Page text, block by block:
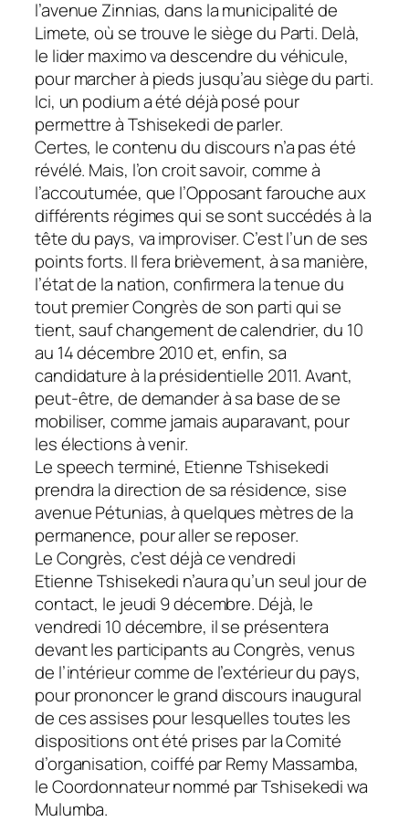
l’avenue Zinnias, dans la municipalité de
Limete, où se trouve le siège du Parti. Delà,
le lider maximo va descendre du véhicule,
pour marcher à pieds jusqu’au siège du parti.
Ici, un podium a été déjà posé pour
permettre à Tshisekedi de parler.
Certes, le contenu du discours n’a pas été
révélé. Mais, l’on croit savoir, comme à
l’accoutumée, que l’Opposant farouche aux
différents régimes qui se sont succédés à la
tête du pays, va improviser. C’est l’un de ses
points forts. Il fera brièvement, à sa manière,
l’état de la nation, confirmera la tenue du
tout premier Congrès de son parti qui se
tient, sauf changement de calendrier, du 10
au 14 décembre 2010 et, enfin, sa
candidature à la présidentielle 2011. Avant,
peut-être, de demander à sa base de se
mobiliser, comme jamais auparavant, pour
les élections à venir.
Le speech terminé, Etienne Tshisekedi
prendra la direction de sa résidence, sise
avenue Pétunias, à quelques mètres de la
permanence, pour aller se reposer.
Le Congrès, c’est déjà ce vendredi
Etienne Tshisekedi n’aura qu’un seul jour de
contact, le jeudi 9 décembre. Déjà, le
vendredi 10 décembre, il se présentera
devant les participants au Congrès, venus
de l’intérieur comme de l’extérieur du pays,
pour prononcer le grand discours inaugural
de ces assises pour lesquelles toutes les
dispositions ont été prises par la Comité
d’organisation, coiffé par Remy Massamba,
le Coordonnateur nommé par Tshisekedi wa
Mulumba.